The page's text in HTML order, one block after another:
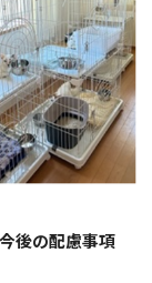
後の配慮事項